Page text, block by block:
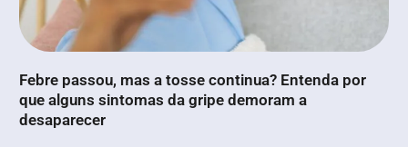
Febre passou, mas a tosse continua? Entenda por
que alguns sintomas da gripe demoram a
desaparecer